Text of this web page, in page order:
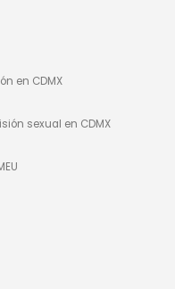
en CDMX
sexual en CDMX